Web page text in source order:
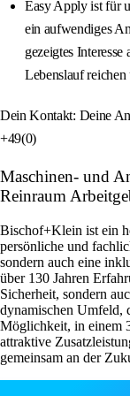
Easy Apply ist für
ein aufwendiges
gezeigtes
Lebenslauf reichen
Dein Kontakt: Deine
+49(0)
Maschinen- und
Reinraum
Bischof+Klein ist ein
persönliche und
sondern auch eine
über 130 Jahren
Sicherheit, sondern
dynamischen Umfeld,
Möglichkeit, in einem
attraktive
gemeinsam an der